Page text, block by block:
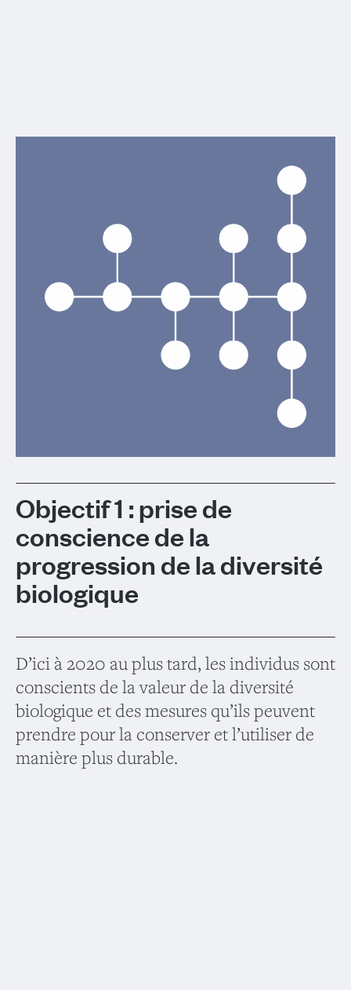
Objectif 1 : prise de
conscience de la
progression de la diversité
biologique
D’ici à 2020 au plus tard, les individus sont
conscients de la valeur de la diversité
biologique et des mesures qu’ils peuvent
prendre pour la conserver et l’utiliser de
manière plus durable.